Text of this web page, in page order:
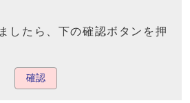
したら、下の確認ボタンを押
確認